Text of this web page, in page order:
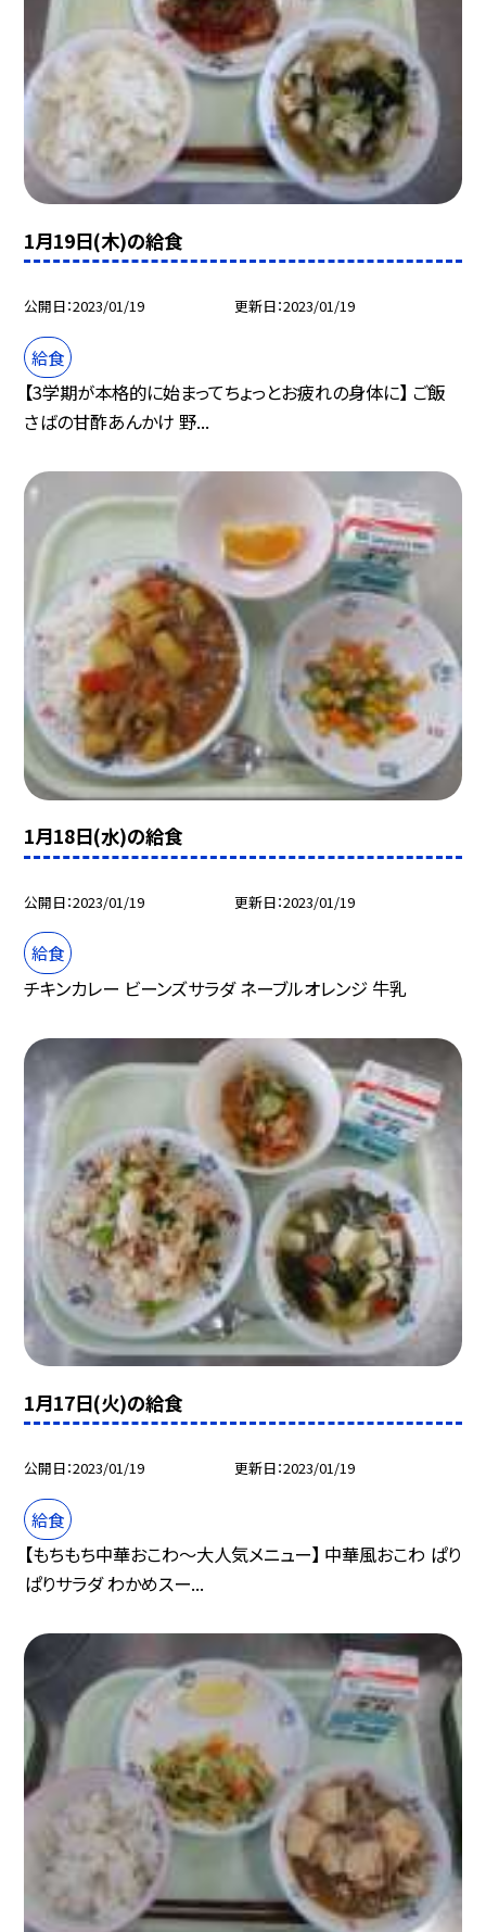
1月19日(木)の給食
公開日 2023/01/19 更新日 2023/01/19
給食
【3学期が本格的に始まってちょっとお疲れの身体に】 ご飯
さばの甘酢あんかけ 野...
1月18日(水)の給食
公開日 2023/01/19 更新日 2023/01/19
給食
チキンカレー ビーンズサラダ ネーブルオレンジ 牛乳
1月17日(火)の給食
公開日 2023/01/19 更新日 2023/01/19
給食
【もちもち中華おこわ〜大人気メニュー】 中華風おこわ ぱり
ぱりサラダ わかめスー...